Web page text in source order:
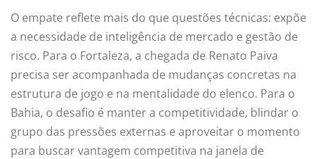
O empate reflete mais do que questões técnicas: expõe
a necessidade de inteligência de mercado e gestão de
risco. Para o Fortaleza, a chegada de Renato Paiva
precisa ser acompanhada de mudanças concretas na
estrutura de jogo e na mentalidade do elenco. Para o
Bahia, o desafio é manter a competitividade, blindar o
grupo das pressões externas e aproveitar o momento
para buscar vantagem competitiva na janela de